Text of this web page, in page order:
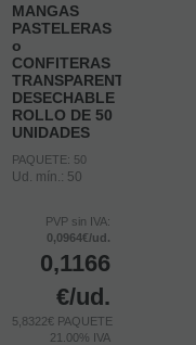
MANGAS
PASTELERAS
o
CONFITERAS
TRANSPARENTES
DESECHABLE
ROLLO DE 50
UNIDADES
PAQUETE: 50
Ud. mín.: 50
PVP sin IVA:
0,0964€/ud.
0,1166
€/ud.
5,8322€ PAQUETE
21.00% IVA